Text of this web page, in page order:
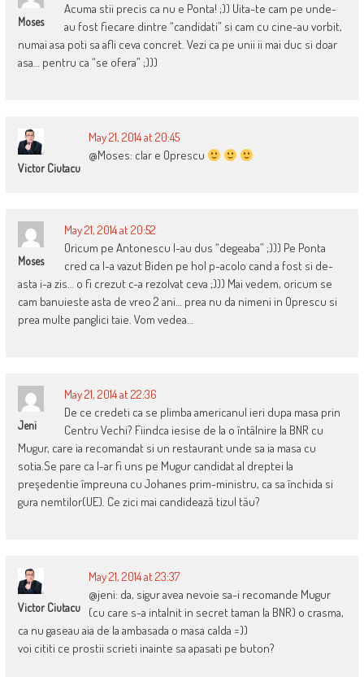
Moses
Acuma stii precis ca nu e Ponta! ;)) Uita-te cam pe unde-
au fost fiecare dintre “candidati” si cam cu cine-au vorbit,
numai asa poti sa afli ceva concret. Vezi ca pe unii ii mai duc si doar
asa… pentru ca “se ofera” ;)))
Victor Ciutacu
May 21, 2014 at 20:45
@Moses: clar e Oprescu
Moses
May 21, 2014 at 20:52
Oricum pe Antonescu l-au dus “degeaba” ;))) Pe Ponta
cred ca l-a vazut Biden pe hol p-acolo cand a fost si de-
asta i-a zis… o fi crezut c-a rezolvat ceva ;))) Mai vedem, oricum se
cam banuieste asta de vreo 2 ani… prea nu da nimeni in Oprescu si
prea multe panglici taie. Vom vedea…
Jeni
May 21, 2014 at 22:36
De ce credeti ca se plimba americanul ieri dupa masa prin
Centru Vechi? Fiindca iesise de la o întâlnire la BNR cu
Mugur, care ia recomandat si un restaurant unde sa ia masa cu
sotia.Se pare ca l-ar fi uns pe Mugur candidat al dreptei la
preşedentie împreuna cu Johanes prim-ministru, ca sa închida si
gura nemtilor(UE). Ce zici mai candidează tizul tău?
Victor Ciutacu
May 21, 2014 at 23:37
@jeni: da, sigur avea nevoie sa-i recomande Mugur
(cu care s-a intalnit in secret taman la BNR) o crasma,
ca nu gaseau aia de la ambasada o masa calda =))
voi cititi ce prostii scrieti inainte sa apasati pe buton?